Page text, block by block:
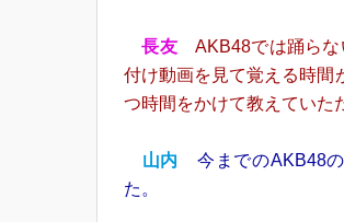
長友AKB48では踊らな
付け動画を見て覚える時間
つ時間をかけて教えていた
山内
今までのAKB48の
た。